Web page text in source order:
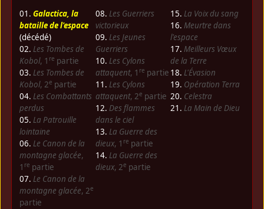
01. Galactica, la
bataille de l'espace
(décédé)
02. Les Tombes de
Kobol, 1 re partie
03. Les Tombes de
Kobol, 2e partie
04. Les Combattants
perdus
05. La Patrouille
lointaine
06. Le Canon de la
montagne glacée,
1 re partie
07. Le Canon de la
montagne glacée, 2e
partie
08. Les Guerriers
victorieux
09. Les Jeunes
Guerriers
10. Les Cylons
attaquent, 1 re partie
11. Les Cylons
attaquent, 2e partie
12. Des flammes
dans le ciel
13. La Guerre des
dieux, 1 re partie
14. La Guerre des
dieux, 2e partie
15. La Voix du sang
16. Meurtre dans
l'espace
17. Meilleurs Vœux
de la Terre
18. L'Évasion
19. Opération Terra
20. Celestra
21. La Main de Dieu